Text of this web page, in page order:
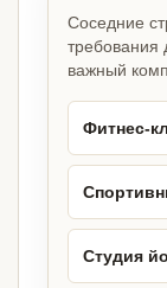
Соседние
требования
важный
Фитнес-
Студия